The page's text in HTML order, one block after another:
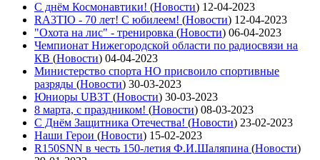
С днём Космонавтики! (Новости) 12-04-2023
RA3TIO - 70 лет! С юбилеем! (Новости) 12-04-2023
"Охота на лис" - тренировка (Новости) 06-04-2023
Чемпионат Нижегородской области по радиосвязи на
КВ (Новости) 04-04-2023
Министерство спорта НО присвоило спортивные
разряды (Новости) 30-03-2023
Юниоры UB3T (Новости) 30-03-2023
8 марта, с праздником! (Новости) 08-03-2023
С Днём Защитника Отечества! (Новости) 23-02-2023
Наши Герои (Новости) 15-02-2023
R150SNN в честь 150-летия Ф.И.Шаляпина (Новости)